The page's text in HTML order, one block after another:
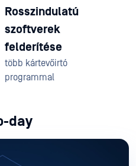
Rosszindulatú
szoftverek
felderítése
több kártevőirtó
programmal
day